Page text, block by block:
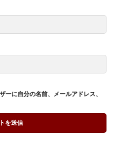
ーに自分の名前、メールアドレス、